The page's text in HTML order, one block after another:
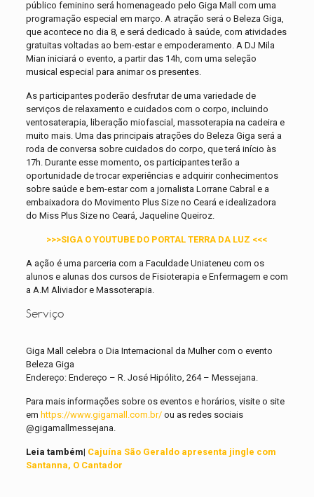
público feminino será homenageado pelo Giga Mall com uma
programação especial em março. A atração será o Beleza Giga,
que acontece no dia 8, e será dedicado à saúde, com atividades
gratuitas voltadas ao bem-estar e empoderamento. A DJ Mila
Mian iniciará o evento, a partir das 14h, com uma seleção
musical especial para animar os presentes.
As participantes poderão desfrutar de uma variedade de
serviços de relaxamento e cuidados com o corpo, incluindo
ventosaterapia, liberação miofascial, massoterapia na cadeira e
muito mais. Uma das principais atrações do Beleza Giga será a
roda de conversa sobre cuidados do corpo, que terá início às
17h. Durante esse momento, os participantes terão a
oportunidade de trocar experiências e adquirir conhecimentos
sobre saúde e bem-estar com a jornalista Lorrane Cabral e a
embaixadora do Movimento Plus Size no Ceará e idealizadora
do Miss Plus Size no Ceará, Jaqueline Queiroz.
>>>SIGA O YOUTUBE DO PORTAL TERRA DA LUZ <<<
A ação é uma parceria com a Faculdade Uniateneu com os
alunos e alunas dos cursos de Fisioterapia e Enfermagem e com
a A.M Aliviador e Massoterapia.
Serviço
Giga Mall celebra o Dia Internacional da Mulher com o evento
Beleza Giga
Endereço: Endereço – R. José Hipólito, 264 – Messejana.
Para mais informações sobre os eventos e horários, visite o site
em https://www.gigamall.com.br/ou as redes sociais
@gigamallmessejana.
Leia também| Cajuína São Geraldo apresenta jingle com
Santanna, O Cantador